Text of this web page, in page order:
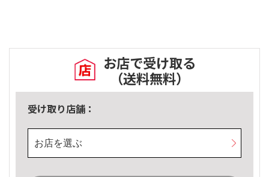
お店で受け取る
（送料無料）
受け取り店舗：
お店を選ぶ